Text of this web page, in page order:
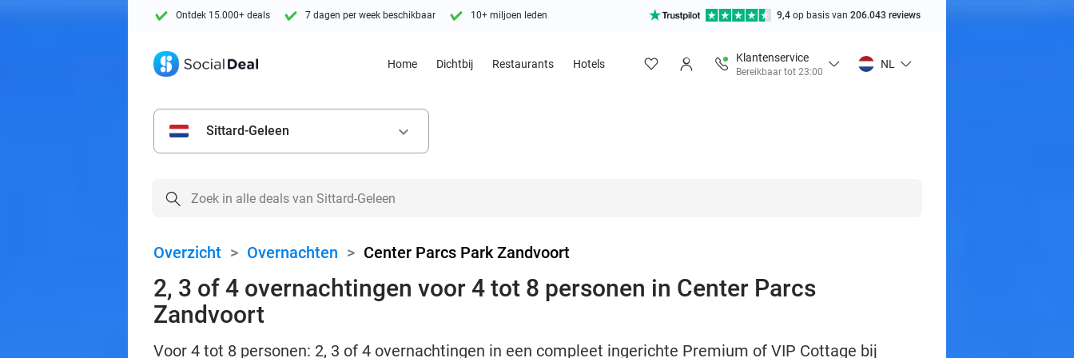
Ontdek 15.000+ deals 7 dagen per week beschikbaar 10+ miljoen leden 9,4 op basis van 206.043 reviews
Home Dichtbij Restaurants Hotels
Klantenservice
Bereikbaar tot 23:00
NL
Sittard-Geleen keyboard_arrow_down
Overzicht > Overnachten > Center Parcs Park Zandvoort
2, 3 of 4 overnachtingen voor 4 tot 8 personen in Center Parcs
Zandvoort
Voor 4 tot 8 personen: 2, 3 of 4 overnachtingen in een compleet ingerichte Premium of VIP Cottage bij